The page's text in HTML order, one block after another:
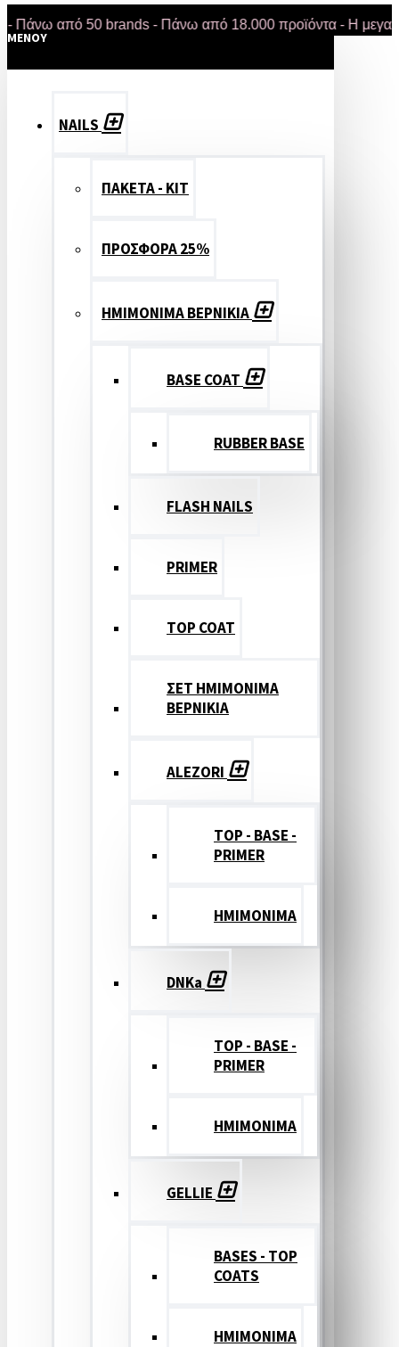
από 50 brands - Πάνω από 18.000 προϊόντα - Η μεγαλύτερη
MENOY
NAILS
ΠΑΚΕΤΑ - ΚΙΤ
ΠΡΟΣΦΟΡΑ 25%
ΗΜΙΜΟΝΙΜΑ ΒΕΡΝΙΚΙΑ
BASE COAT
RUBBER BASE
FLASH NAILS
PRIMER
TOP COAT
ΣΕΤ ΗΜΙΜΟΝΙΜΑ
ΒΕΡΝΙΚΙΑ
ALEZORI
TOP - BASE -
PRIMER
ΗΜΙΜΟΝΙΜΑ
DNKa
TOP - BASE -
PRIMER
ΗΜΙΜΟΝΙΜΑ
GELLIE
BASES - TOP
COATS
ΗΜΙΜΟΝΙΜΑ